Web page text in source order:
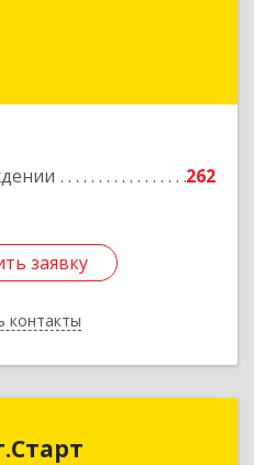
262
заявку
контакты
ул. Оромбаш, дом № 69
заявку